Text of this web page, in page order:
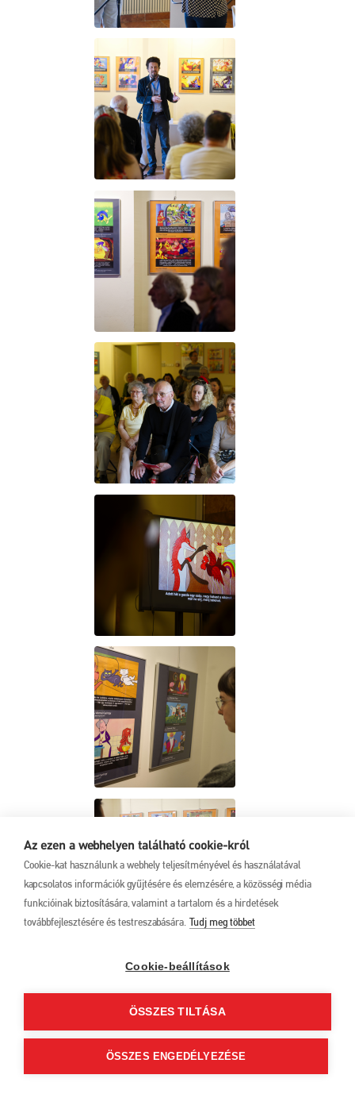
Az ezen a webhelyen található cookie-król
Cookie-kat használunk a webhely teljesítményével és használatával
kapcsolatos információk gyűjtésére és elemzésére, a közösségi média
funkcióinak biztosítására, valamint a tartalom és a hirdetések
továbbfejlesztésére és testreszabására. Tudj meg többet
Cookie-beállítások
ÖSSZES TILTÁSA
ÖSSZES ENGEDÉLYEZÉSE